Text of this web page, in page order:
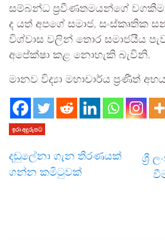
සම්බන්ධ ප්‍රවීණතමයන්ගේ
ද යත් අපගේ සමාජ, සංස්කෘතික
විශ්වාස වලින් තොර සමාජයීය
අපේක්ෂා කළ නොහැකි බැවිනි.
මානව විද්‍යා මහාචාර්ය ප්‍රණීත්
ඉරා අදුරුපට
දඬුලේනා ගැන තීරණයක්
ගන්න කමිටුවක්
ශ්‍රී